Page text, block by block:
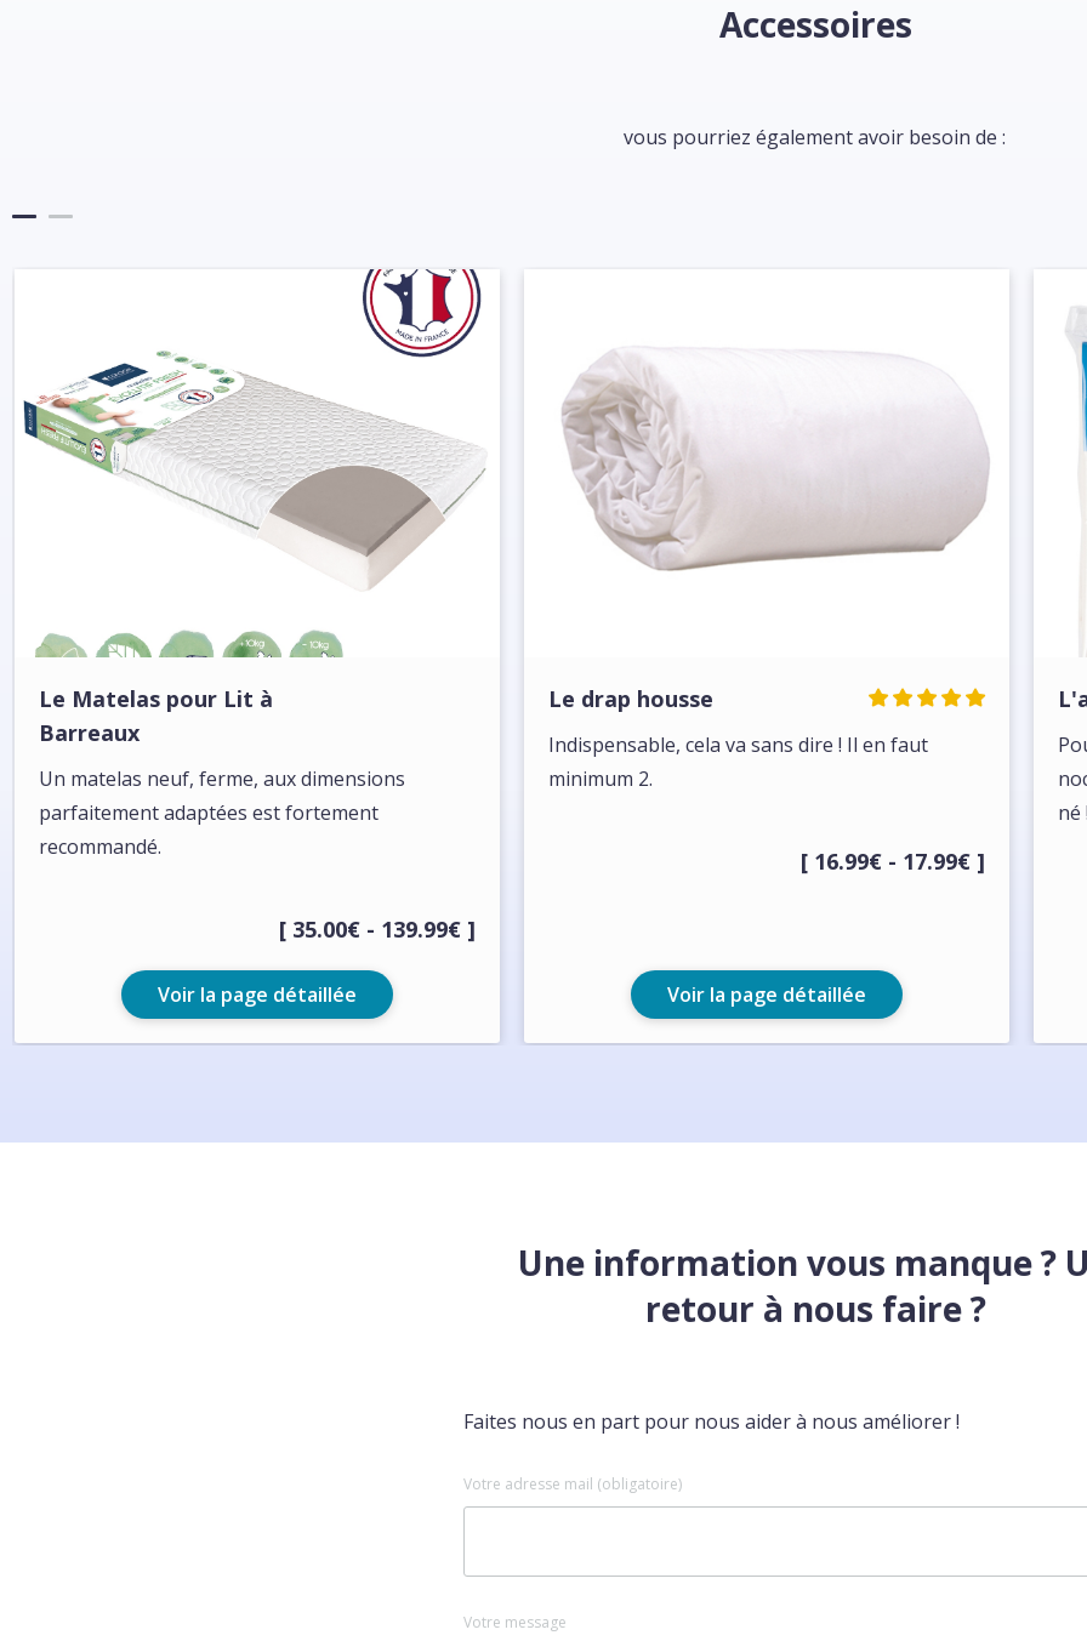
Accessoires
vous pourriez également avoir besoin de :
Le Matelas pour Lit à
Barreaux
Un matelas neuf, ferme, aux dimensions
parfaitement adaptées est fortement
recommandé.
[ 35.00€ - 139.99€ ]
Voir la page détaillée
Le drap housse
Indispensable, cela va sans dire ! Il en faut
minimum 2.
[ 16.99€ - 17.99€ ]
Voir la page détaillée
né
Une information vous manque ?
retour à nous faire ?
Faites nous en part pour nous aider à nous améliorer !
Votre adresse mail (obligatoire)
Votre message